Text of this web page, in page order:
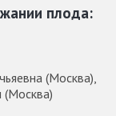
плода:
(Москва),
(Москва)